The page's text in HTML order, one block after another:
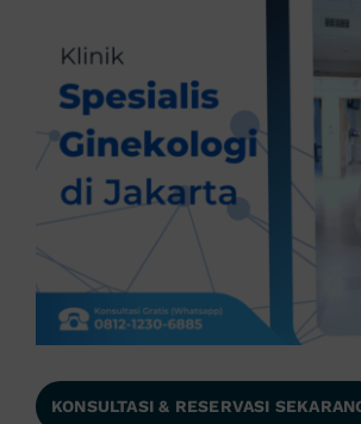
KONSULTASI & RESERVASI